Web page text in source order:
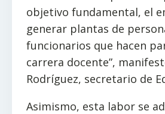
objetivo fundamental, el
generar plantas de
funcionarios que hacen
carrera docente”,
Rodríguez, secretario de
Asimismo, esta labor se